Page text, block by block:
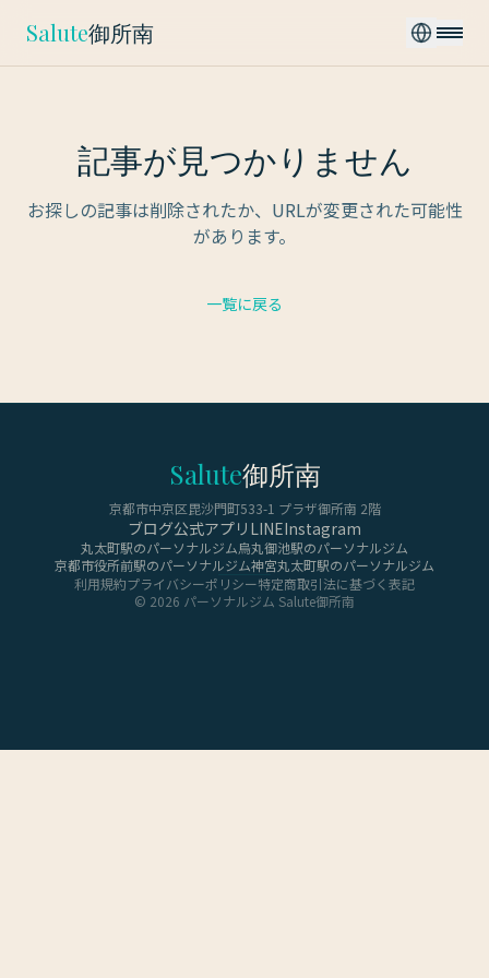
Salute御所南
記事が見つかりません
お探しの記事は削除されたか、URLが変更された可能性
があります。
一覧に戻る
Salute御所南
京都市中京区毘沙門町533-1 プラザ御所南 2階
ブログ公式アプリ LINEInstagram
丸太町駅のパーソナルジム烏丸御池駅のパーソナルジム
京都市役所前駅のパーソナルジム神宮丸太町駅のパーソナルジム
利用規約プライバシーポリシー特定商取引法に基づく表記
© 2026 パーソナルジム Salute御所南